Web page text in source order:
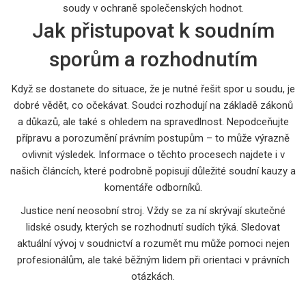
soudy v ochraně společenských hodnot.
Jak přistupovat k soudním
sporům a rozhodnutím
Když se dostanete do situace, že je nutné řešit spor u soudu, je
dobré vědět, co očekávat. Soudci rozhodují na základě zákonů
a důkazů, ale také s ohledem na spravedlnost. Nepodceňujte
přípravu a porozumění právním postupům – to může výrazně
ovlivnit výsledek. Informace o těchto procesech najdete i v
našich článcích, které podrobně popisují důležité soudní kauzy a
komentáře odborníků.
Justice není neosobní stroj. Vždy se za ní skrývají skutečné
lidské osudy, kterých se rozhodnutí sudích týká. Sledovat
aktuální vývoj v soudnictví a rozumět mu může pomoci nejen
profesionálům, ale také běžným lidem při orientaci v právních
otázkách.